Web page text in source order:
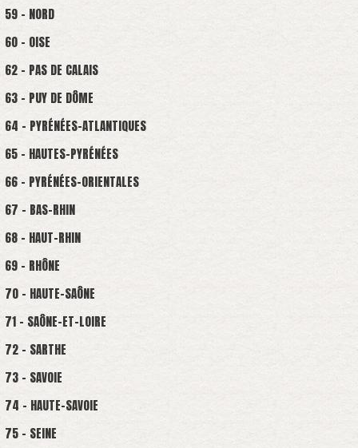
59 - NORD
60 - OISE
62 - PAS DE CALAIS
63 - PUY DE DÔME
64 - PYRÉNÉES-ATLANTIQUES
65 - HAUTES-PYRÉNÉES
66 - PYRÉNÉES-ORIENTALES
67 - BAS-RHIN
68 - HAUT-RHIN
69 - RHÔNE
70 - HAUTE-SAÔNE
71 - SAÔNE-ET-LOIRE
72 - SARTHE
73 - SAVOIE
74 - HAUTE-SAVOIE
75 - SEINE